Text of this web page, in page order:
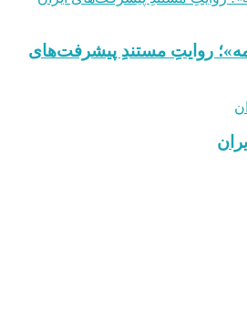
روایتِ مستندِ پیشرفت‌های